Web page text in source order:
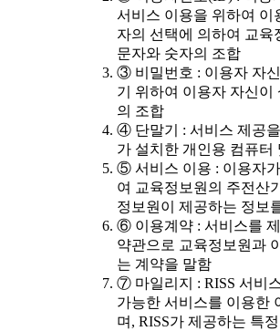
서비스 이용을 위하여 이
자의 선택에 의하여 교육
문자와 숫자의 조합
③ 비밀번호 : 이용자 자
기 위하여 이용자 자신이
의 조합
④ 단말기 : 서비스 제공
가 설치한 개인용 컴퓨터
⑤ 서비스 이용 : 이용자
여 교육정보원의 주전산
정보원이 제공하는 정보
⑥ 이용계약 : 서비스를 제
약관으로 교육정보원과
는 계약을 말함
⑦ 마일리지 : RISS 서비
가능한 서비스를 이용한
며, RISS가 제공하는 특